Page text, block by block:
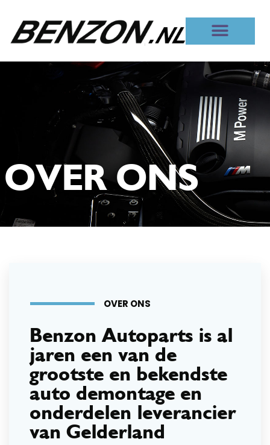
OVER ONS
OVER ONS
OVER ONS
Benzon Autoparts is al
jaren een van de
grootste en bekendste
auto demontage en
onderdelen leverancier
van Gelderland